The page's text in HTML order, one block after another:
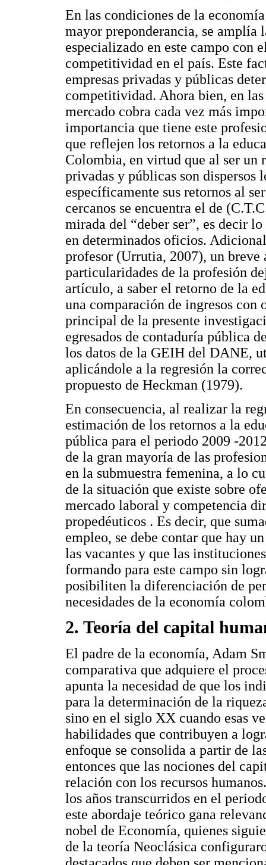
En las condiciones de la
mayor preponderancia, se amplía
especializado en este campo con
competitividad en el país. Este
empresas privadas y públicas
competitividad. Ahora bien, en
mercado cobra cada vez más
importancia que tiene este
que reflejen los retornos a la
Colombia, en virtud que al ser un
privadas y públicas son dispersos
específicamente sus retornos al
cercanos se encuentra el de
mirada del “deber ser”, es decir
en determinados oficios.
profesor (Urrutia, 2007), un breve
particularidades de la profesión
artículo, a saber el retorno de la
una comparación de ingresos
principal de la presente
egresados de contaduría pública
los datos de la GEIH del DANE,
aplicándole a la regresión la
propuesto de Heckman (1979).
En consecuencia, al realizar la
estimación de los retornos a la
pública para el periodo 2009 -
de la gran mayoría de las
en la submuestra femenina, a lo
de la situación que existe sobre
mercado laboral y competencia
propedéuticos . Es decir, que
empleo, se debe contar que hay
las vacantes y que las
formando para este campo sin
posibiliten la diferenciación de
necesidades de la economía
2. Teoría del capital
El padre de la economía, Adam
comparativa que adquiere el
apunta la necesidad de que los
para la determinación de la
sino en el siglo XX cuando esas
habilidades que contribuyen a
enfoque se consolida a partir de
entonces que las nociones del
relación con los recursos
los años transcurridos en el
este abordaje teórico gana
nobel de Economía, quienes
de la teoría Neoclásica